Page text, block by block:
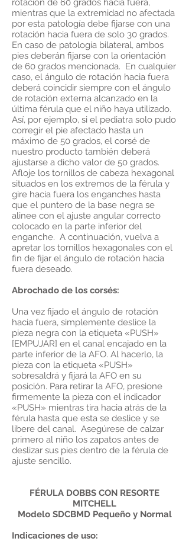
rotación de 60 grados hacia fuera,
mientras que la extremidad no afectada
por esta patología debe fijarse con una
rotación hacia fuera de solo 30 grados.
En caso de patología bilateral, ambos
pies deberán fijarse con la orientación
de 60 grados mencionada. En cualquier
caso, el ángulo de rotación hacia fuera
deberá coincidir siempre con el ángulo
de rotación externa alcanzado en la
última férula que el niño haya utilizado.
Así, por ejemplo, si el pediatra solo pudo
corregir el pie afectado hasta un
máximo de 50 grados, el corsé de
nuestro producto también deberá
ajustarse a dicho valor de 50 grados.
Afloje los tornillos de cabeza hexagonal
situados en los extremos de la férula y
gire hacia fuera los enganches hasta
que el puntero de la base negra se
alinee con el ajuste angular correcto
colocado en la parte inferior del
enganche. A continuación, vuelva a
apretar los tornillos hexagonales con el
fin de fijar el ángulo de rotación hacia
fuera deseado.
Abrochado de los corsés:
Una vez fijado el ángulo de rotación
hacia fuera, simplemente deslice la
pieza negra con la etiqueta «PUSH»
[EMPUJAR] en el canal encajado en la
parte inferior de la AFO. Al hacerlo, la
pieza con la etiqueta «PUSH»
sobresaldrá y fijará la AFO en su
posición. Para retirar la AFO, presione
firmemente la pieza con el indicador
«PUSH» mientras tira hacia atrás de la
férula hasta que esta se deslice y se
libere del canal. Asegúrese de calzar
primero al niño los zapatos antes de
deslizar sus pies dentro de la férula de
ajuste sencillo.
FÉRULA DOBBS CON RESORTE
MITCHELL
Modelo SDCBMD Pequeño y Normal
Indicaciones de uso: